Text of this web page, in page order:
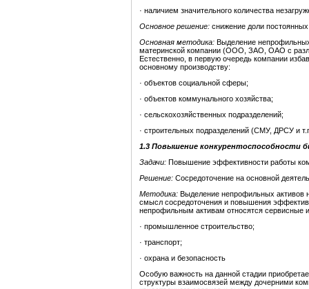
· наличием значительного количества
Основное решение: снижение доли
Основная методика: Выделение
материнской компании (ООО, ЗАО, ОАО с
Естественно, в первую очередь компании
основному производству:
· объектов социальной сферы;
· объектов коммунального хозяйства;
· сельскохозяйственных подразделений;
· строительных подразделений (СМУ, ДРСУ и
1.3 Повышение конкурентоспособности
Задачи: Повышение эффективности работы
Решение: Сосредоточение на основной
Методика: Выделение непрофильных активов
смысл сосредоточения и повышения
непрофильным активам относятся сервисные
· промышленное строительство;
· транспорт;
· охрана и безопасность
Особую важность на данной стадии
структуры взаимосвязей между дочерними